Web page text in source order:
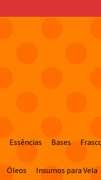
Essências Bases
Óleos Insumos para Vela